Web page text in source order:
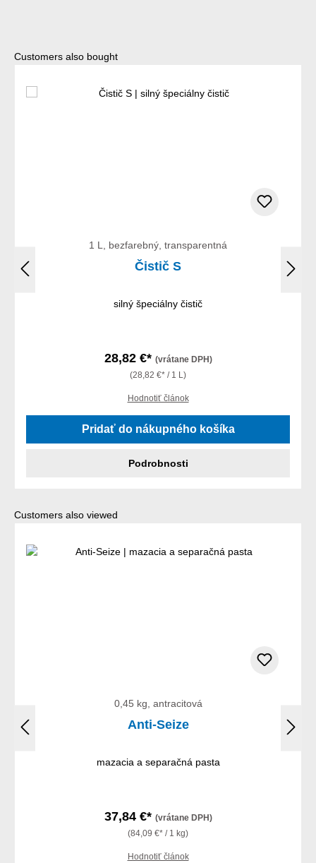
Preskočiť galériu produktov
Customers also bought
1 L, bezfarebný, transparentná
Čistič S
silný špeciálny čistič
28,82 €* (vrátane DPH)
(28,82 €* / 1 L)
Hodnotiť článok
Pridať do nákupného košíka
Podrobnosti
Preskočiť galériu produktov
Customers also viewed
0,45 kg, antracitová
Anti-Seize
mazacia a separačná pasta
37,84 €* (vrátane DPH)
(84,09 €* / 1 kg)
Hodnotiť článok